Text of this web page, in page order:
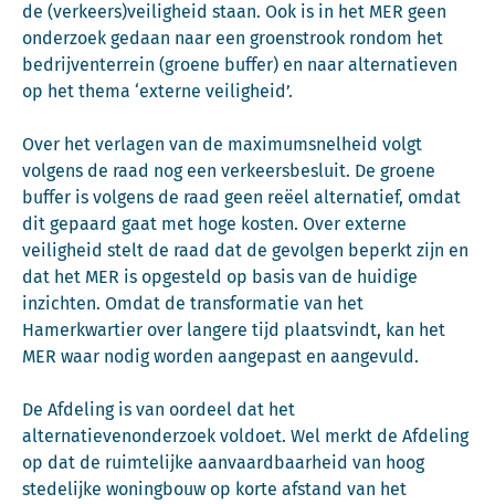
de (verkeers)veiligheid staan. Ook is in het MER geen
onderzoek gedaan naar een groenstrook rondom het
bedrijventerrein (groene buffer) en naar alternatieven
op het thema ‘externe veiligheid’.
Over het verlagen van de maximumsnelheid volgt
volgens de raad nog een verkeersbesluit. De groene
buffer is volgens de raad geen reëel alternatief, omdat
dit gepaard gaat met hoge kosten. Over externe
veiligheid stelt de raad dat de gevolgen beperkt zijn en
dat het MER is opgesteld op basis van de huidige
inzichten. Omdat de transformatie van het
Hamerkwartier over langere tijd plaatsvindt, kan het
MER waar nodig worden aangepast en aangevuld.
De Afdeling is van oordeel dat het
alternatievenonderzoek voldoet. Wel merkt de Afdeling
op dat de ruimtelijke aanvaardbaarheid van hoog
stedelijke woningbouw op korte afstand van het